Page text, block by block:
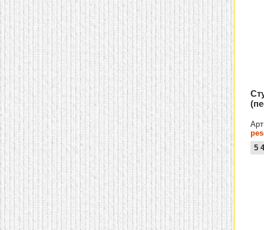
домашнем использовании.
Эта мебель имеет
некоторые преимущества
перед той же стенкой для
гостиной, к примеру,
поскольку она более
легкая и не загромождает
пространство. В спальне
этот предмет можно
поставить у изголовья
кровати, чтобы заполнить
пустующее там
место.
Также стеллажи
очень часто используют в
качестве разграничителей
комнаты, например, на
рабочую зону и
пространство для отдыха.
Особенно это актуально
для однокомнатных
квартир.
5